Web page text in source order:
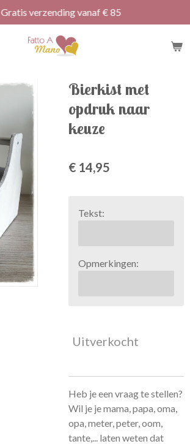
Gratis verzending vanaf € 85
Bierkist met
opdruk naar
keuze
€ 14,95
Tekst:
Opmerkingen:
Uitverkocht
Heb je een vraag te stellen?
Wil je jemama, papa, oma,
opa, meter, peter, oom,
tante,... laten weten dat